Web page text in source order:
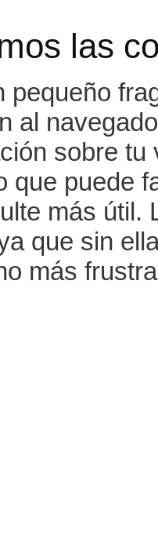
las
pequeño
al
sobre
que puede
más útil.
que sin
más